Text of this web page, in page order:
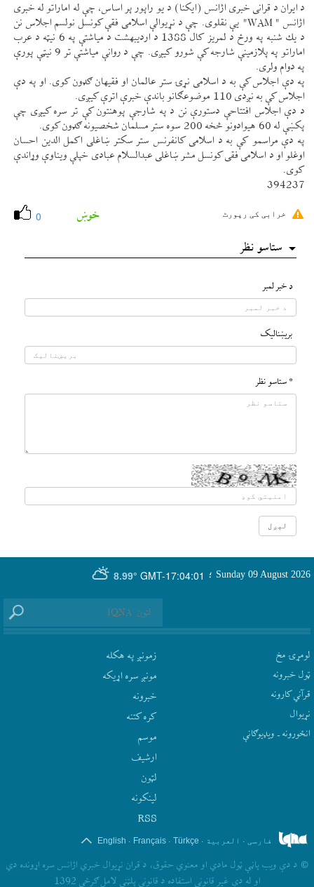
د ايران د قرانی خبری اژانس (ايكنا) د يو راپور پر اساس، چې له اماراتو له خبری
اژانس " WAM" یې نقلوی. چې د نړيوالې اسلامی فقې كونسل نولسم اجلاس نن
د يك شنبه په ورځ د لمريز كال 1388 د ارديبهشت د مياشتې په 6 نیټه د عرب
اماراتو په پلازمينې شارجه كې شورو كیږی. چې د روانې مياشتې تر 9 نیټې پورې
په دوام ولری.
په دې اجلاس كې به د اسلامی نړۍ ستر عالمان او فقيهان ګډون كوی. او په دې
اجلاس كې به نږدی 110 موضوعګانو باندې خبرې اترې كیږی.
د دې اجلاس افتتاحې دستورې نن د په شارجې پوهنتون كې تر سره كیږی چې
پكښې له 60 هيوادونو څخه 200 سوه ستر مسلمان شخصيونه ګډون كوی.
په دې مراسمو كې به د اسلامی كانفرنس ستر سكتر ښاغلی اكمل الدين احسان
اوغلو او د اسلامی فقی كونسل مشر ښاغلی عبدالسلام عبادی خپلې ويناوې وړاندې
كوی.
394237
0 خوښ خرابی کی رپورٹ
ستاسو نظر
د خبر لمبر
بريښناليک
* ستاسو نظر
GMT-17:04:01
8.99° Sunday 09 August 2026 ؛
لومړۍ مخ
ټول خبرونه
قرآني کارونه
نړيوال
انځورونه ـ ویډیوګانې
زمونږ په هکله
مونږ سره اړيکه
‫خبرونه
کره کتنه
موسم
ارشيف
لټون
لينکونه
RSS
فارسی . العربیة .
Türkçe
.
Français
.
English
© د دې ويب پاڼې ټول مادي او معنوي حقوق، د قران نړيوال خبري اژانس سره اړونده دي
او له دې غير قانوني استفاده د قانوني پلټني لامل ګرځي 1392